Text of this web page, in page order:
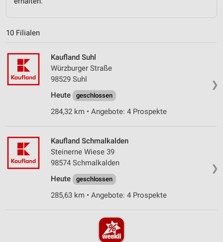
10 Filialen
❯
Kaufland Suhl
Würzburger Straße
98529 Suhl
Heute
geschlossen
284,32 km • Angebote: 4 Prospekte
❯
Kaufland Schmalkalden
Steinerne Wiese 39
98574 Schmalkalden
Heute
geschlossen
285,63 km • Angebote: 4 Prospekte